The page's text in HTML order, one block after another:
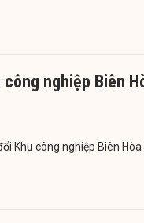
nghiệp Biên
Khu công nghiệp Biên Hòa